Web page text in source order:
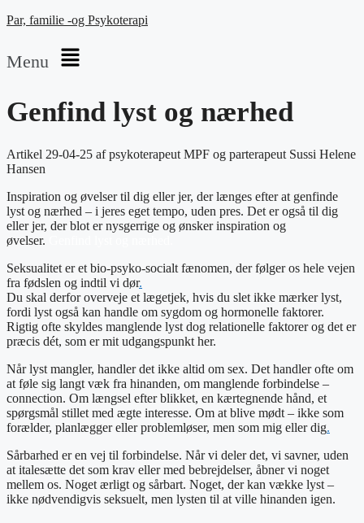
Par, familie -og Psykoterapi
Menu
Genfind lyst og nærhed
Artikel 29-04-25 af psykoterapeut MPF og parterapeut Sussi Helene
Hansen
Inspiration og øvelser til dig eller jer, der længes efter at genfinde
lyst og nærhed – i jeres eget tempo, uden pres. Det er også til dig
eller jer, der blot er nysgerrige og ønsker inspiration og
øvelser.
Seksualitet er et bio-psyko-socialt fænomen, der følger os hele vejen
fra fødslen og indtil vi dør.
Du skal derfor overveje et lægetjek, hvis du slet ikke mærker lyst,
fordi lyst også kan handle om sygdom og hormonelle faktorer.
Rigtig ofte skyldes manglende lyst dog relationelle faktorer og det er
præcis dét, som er mit udgangspunkt her.
Når lyst mangler, handler det ikke altid om sex. Det handler ofte om
at føle sig langt væk fra hinanden, om manglende forbindelse –
connection. Om længsel efter blikket, en kærtegnende hånd, et
spørgsmål stillet med ægte interesse. Om at blive mødt – ikke som
forælder, planlægger eller problemløser, men som mig eller dig.
Sårbarhed er en vej til forbindelse. Når vi deler det, vi savner, uden
at italesætte det som krav eller med bebrejdelser, åbner vi noget
mellem os. Noget ærligt og sårbart. Noget, der kan vække lyst –
ikke nødvendigvis seksuelt, men lysten til at ville hinanden igen.